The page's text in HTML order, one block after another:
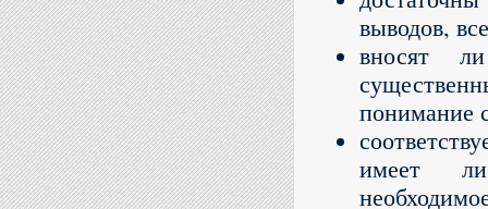
выводов,
вносят
понимание
имеет ли